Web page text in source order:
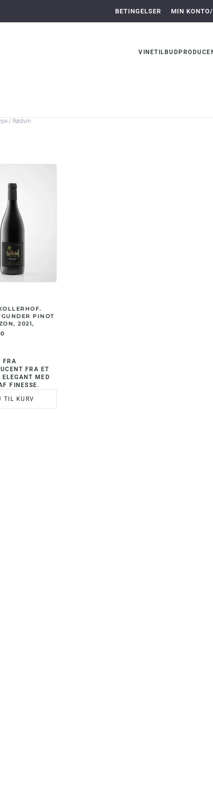
BETINGELSER MIN
VINETILBUD
/ Rødvin
PINOT
2021,
FRA
FRA ET
ELEGANT MED
FINESSE.
TIL KURV